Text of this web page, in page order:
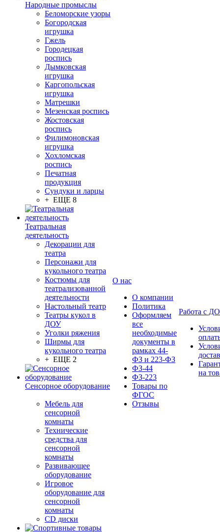
Народные промыслы
Беломорские узоры
Богородская
игрушка
Гжель
Городецкая
роспись
Дымковская
игрушка
Каргопольская
игрушка
Матрешки
Мезенская роспись
Жостовская
роспись
Филимоновская
игрушка
Хохломская
роспись
Печатная
продукция
Сундуки и ларцы
+ ЕЩЕ 8
Театральная
деятельность
Декорации для
театра
Персонажи для
кукольного театра
Костюмы для
театрализованной
деятельности
Настольный театр
Театры кукол в
ДОУ
Уголки ряжения
Ширмы для
кукольного театра
+ ЕЩЕ 2
Сенсорное оборудование
Мебель для
сенсорной
комнаты
Технические
средства для
сенсорной
комнаты
Развивающее
оборудование
Игровое
оборудование для
сенсорной
комнаты
CD диски
О нас
О компании
Политика
Оформляем
все
необходимые
документы в
рамках 44-
ФЗ и 223-ФЗ
ФЗ-44
ФЗ-223
Товары по
ФГОС
Отзывы
Работа с
на